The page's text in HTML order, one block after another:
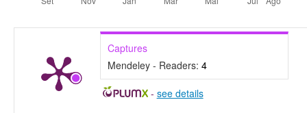
Captures
Mendeley - Readers: 4
- see details